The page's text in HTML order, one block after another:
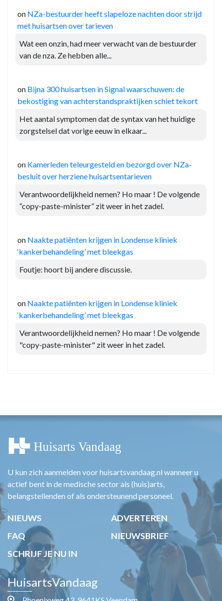
on NZa-bestuurder heeft slapeloze nachten door strijd
met huisartsen over tarieven
Wat een onzin, had meer verwacht van de bestuurder
van de nza. Ze hebben alle...
on Bijna 300 huisartsen in Signal waarschuwen: de
bekostiging van achterstandspraktijken schiet tekort
Het aantal symptomen dat de syntax van het huidige
zorgstelsel dat vorige eeuw in elkaar...
on Kamerleden teleurgesteld en bezorgd over NZa-
besluit over herziene huisartsentarieven
Verantwoordelijkheid nemen? Ho maar ! De volgende
“copy-paste-minister” zit weer in het zadel.
on Naakte patiënten krijgen in Londense kliniek
‘kankerbehandeling’ met bleekgas
Foutje: hoort bij andere discussie.
on Naakte patiënten krijgen in Londense kliniek
‘kankerbehandeling’ met bleekgas
Verantwoordelijkheid nemen? Ho maar ! De volgende
"copy-paste-minister" zit weer in het zadel.
U kun zich aanmelden voor huisartsvandaag.nl wanneer u
actief bent in de medische sector als (huis)arts,
belangstellenden of als ondersteunend personeel.
NIEUWS
ADVERTEREN
FAQ
NIEUWSBRIEF
SCHRIJF JE NU IN
HuisartsVandaag